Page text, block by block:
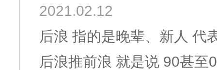
2021.02.12
后浪 指的是晚辈、新人 代表着当下新一代的年轻人 后浪，出自长江
后浪推前浪 就是说 90甚至00后的年轻一代会青出于蓝而胜于蓝 后面